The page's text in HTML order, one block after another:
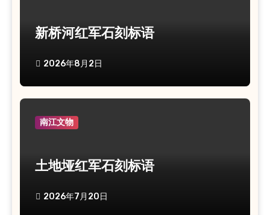
新桥河红军石刻标语
2026年8月2日
南江文物
土地垭红军石刻标语
2026年7月20日